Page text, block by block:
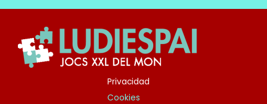
Privacidad
Cookies